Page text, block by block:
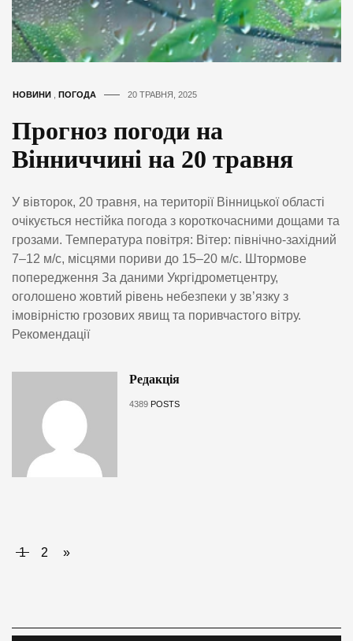
НОВИНИ , ПОГОДА 20 ТРАВНЯ, 2025
Прогноз погоди на
Вінниччині на 20 травня
У вівторок, 20 травня, на території Вінницької області
очікується нестійка погода з короткочасними дощами та
грозами. Температура повітря: Вітер: північно-західний
7–12 м/с, місцями пориви до 15–20 м/с. Штормове
попередження За даними Укргідрометцентру,
оголошено жовтий рівень небезпеки у зв’язку з
імовірністю грозових явищ та поривчастого вітру.
Рекомендації
Редакція
4389 POSTS
1 2 »